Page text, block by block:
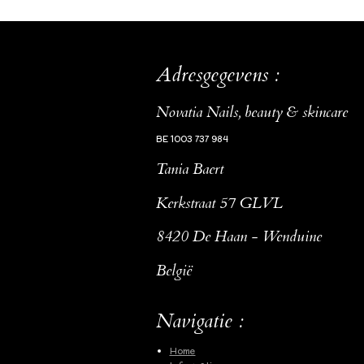
Adresgegevens :
Novatia Nails, beauty & skincare
BE 1003 737 984
Tania Baert
Kerkstraat 57 GLVL
8420 De Haan - Wenduine
België
Navigatie :
Home